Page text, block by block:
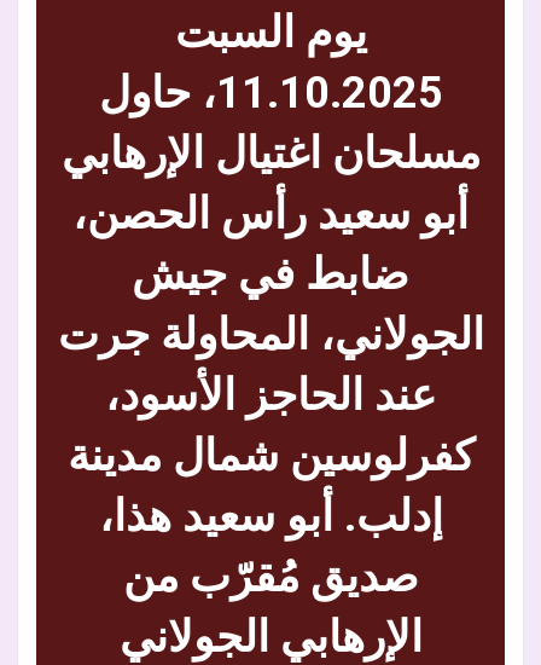
يوم السبت
11.10.2025، حاول
مسلحان اغتيال الإرهابي
أبو سعيد رأس الحصن،
ضابط في جيش
الجولاني، المحاولة جرت
عند الحاجز الأسود،
كفرلوسين شمال مدينة
إدلب. أبو سعيد هذا،
صديق مُقرّب من
الإرهابي الجولاني